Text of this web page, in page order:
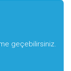
geçebilirsiniz.